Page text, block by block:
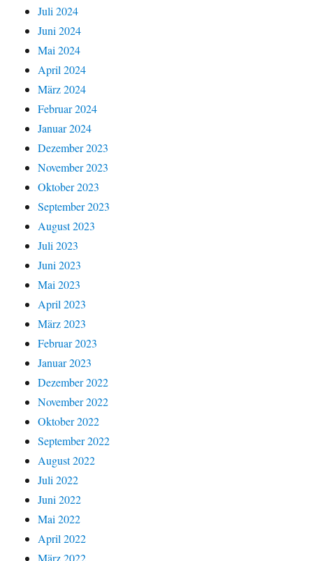
Juli 2024
Juni 2024
Mai 2024
April 2024
März 2024
Februar 2024
Januar 2024
Dezember 2023
November 2023
Oktober 2023
September 2023
August 2023
Juli 2023
Juni 2023
Mai 2023
April 2023
März 2023
Februar 2023
Januar 2023
Dezember 2022
November 2022
Oktober 2022
September 2022
August 2022
Juli 2022
Juni 2022
Mai 2022
April 2022
März 2022